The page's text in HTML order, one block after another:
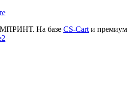
На базе CS-Cart и премиум